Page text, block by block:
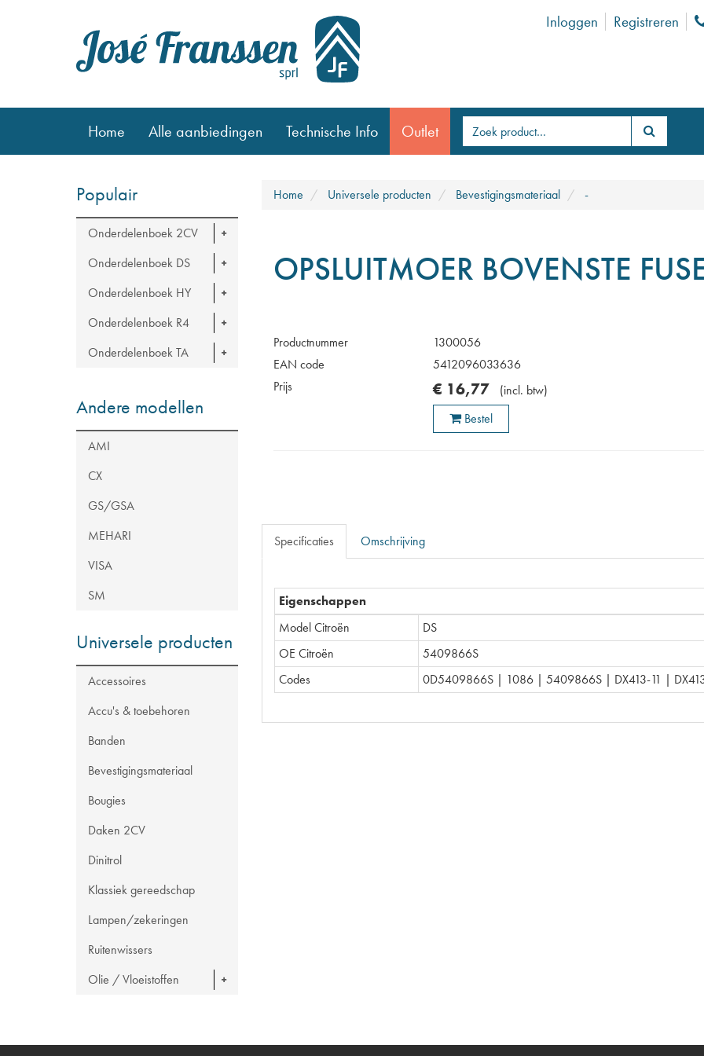
Inloggen Registreren
Home Alle aanbiedingen Technische Info Outlet
Populair
Onderdelenboek 2CV
Onderdelenboek DS
Onderdelenboek HY
Onderdelenboek R4
Onderdelenboek TA
Andere modellen
AMI
CX
GS/GSA
MEHARI
VISA
SM
Universele producten
Accessoires
Accu's & toebehoren
Banden
Bevestigingsmateriaal
Bougies
Daken 2CV
Dinitrol
Klassiek gereedschap
Lampen/zekeringen
Ruitenwissers
Olie / Vloeistoffen
Home Universele producten Bevestigingsmateriaal -
OPSLUITMOER BOVENSTE
Productnummer
1300056
EAN code
5412096033636
Prijs
€ 16,77 (incl. btw)
Bestel
Specificaties Omschrijving
Eigenschappen
Model Citroën
DS
OE Citroën
5409866S
Codes
0D5409866S | 1086 | 5409866S | DX413-11 |